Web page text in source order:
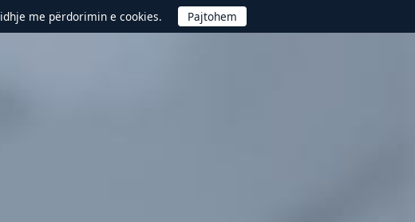
me përdorimin e cookies.